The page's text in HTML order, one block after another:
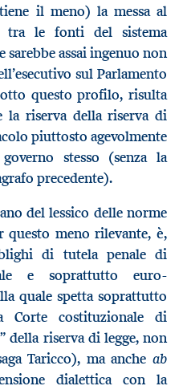
il meno) la messa al
tra le fonti del sistema
sarebbe assai ingenuo non
sul Parlamento
questo profilo, risulta
la riserva della riserva di
piuttosto agevolmente
stesso (senza la
precedente).
del lessico delle norme
meno rilevante, è,
di tutela penale di
e soprattutto euro-
quale spetta soprattutto
Corte costituzionale di
della riserva di legge, non
Taricco), ma ancheab
dialettica con la